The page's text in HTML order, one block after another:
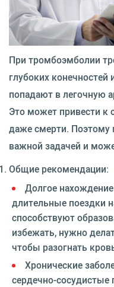
При тромбоэмболии
глубоких конечностей
попадают в легочную
Это может привести к
даже смерти. Поэтому
важной задачей и
Общие рекомендации:
Долгое
длительные поездки
способствуют
избежать, нужно
чтобы разогнать
Хронические
сердечно-